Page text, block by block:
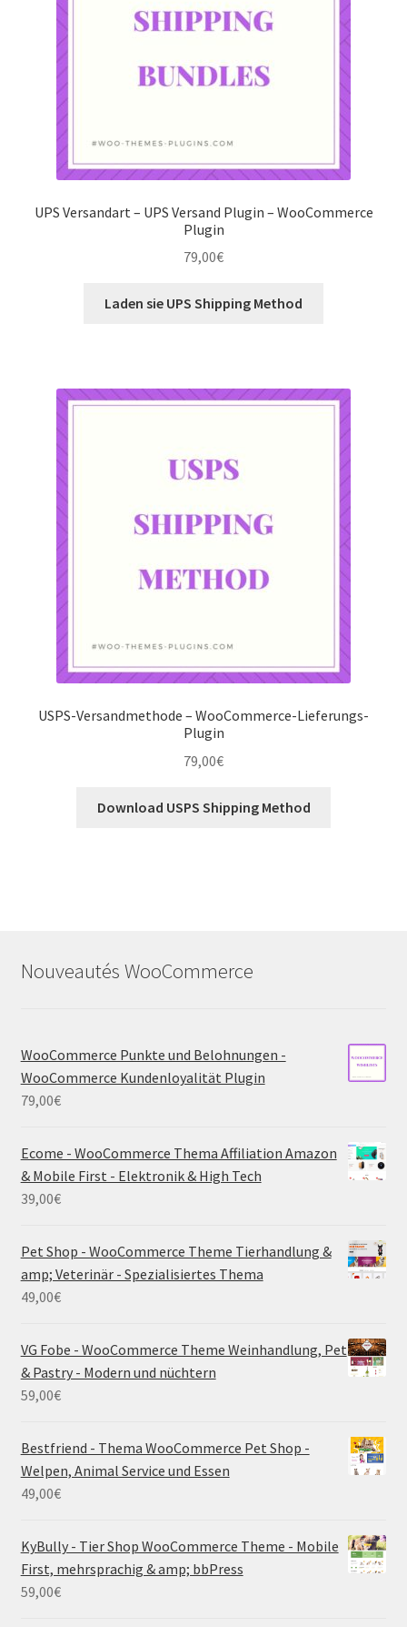
UPS Versandart – UPS Versand Plugin – WooCommerce
Plugin
79,00€
Laden sie UPS Shipping Method
USPS-Versandmethode – WooCommerce-Lieferungs-
Plugin
79,00€
Download USPS Shipping Method
Nouveautés WooCommerce
WooCommerce Punkte und Belohnungen -
WooCommerce Kundenloyalität Plugin
79,00€
Ecome - WooCommerce Thema Affiliation Amazon
& Mobile First - Elektronik & High Tech
39,00€
Pet Shop - WooCommerce Theme Tierhandlung &
amp; Veterinär - Spezialisiertes Thema
49,00€
VG Fobe - WooCommerce Theme Weinhandlung, Pet
& Pastry - Modern und nüchtern
59,00€
Bestfriend - Thema WooCommerce Pet Shop -
Welpen, Animal Service und Essen
49,00€
KyBully - Tier Shop WooCommerce Theme - Mobile
First, mehrsprachig & amp; bbPress
59,00€